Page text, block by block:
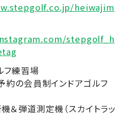
heiwajim
stepgolf_h
フ練習場
の会員制インドアゴルフ
＆弾道測定機（スカイトラッ